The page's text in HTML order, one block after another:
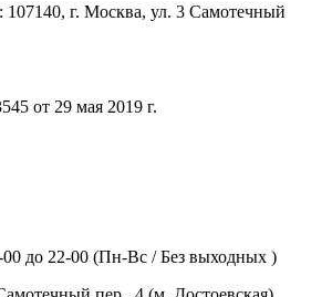
г. Москва, ул. 3 Самотечный
от 29 мая 2019 г.
до 22-00 (Пн-Вс / Без выходных )